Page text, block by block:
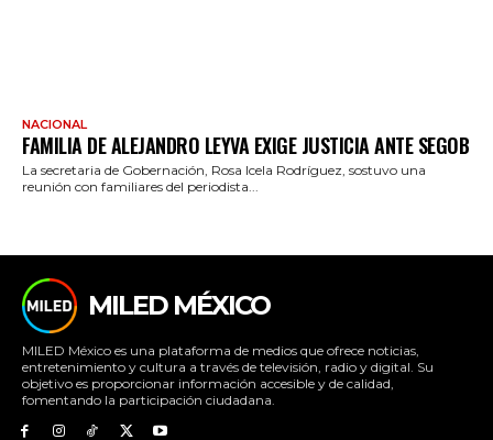
NACIONAL
FAMILIA DE ALEJANDRO LEYVA EXIGE JUSTICIA ANTE SEGOB
La secretaria de Gobernación, Rosa Icela Rodríguez, sostuvo una
reunión con familiares del periodista...
MILED MÉXICO
MILED México es una plataforma de medios que ofrece noticias,
entretenimiento y cultura a través de televisión, radio y digital. Su
objetivo es proporcionar información accesible y de calidad,
fomentando la participación ciudadana.